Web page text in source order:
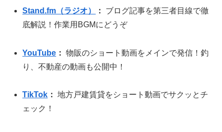
Stand.fm（ラジオ） ：
ブログ記事を第三者目線で徹
底解説！作業用BGMにどうぞ
YouTube ： 物販のショート動画をメインで発信！釣
り、不動産の動画も公開中！
TikTok ： 地方戸建賃貸をショート動画でサクッとチ
ェック！